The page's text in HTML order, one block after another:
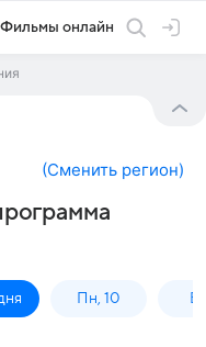
Фильмы онлайн
(Сменить регион)
Пн, 10